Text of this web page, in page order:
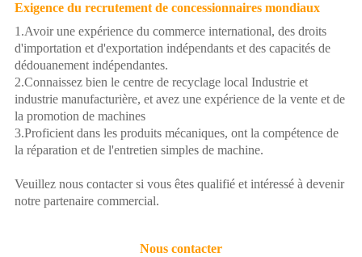
Exigence du recrutement de concessionnaires mondiaux
1.Avoir une expérience du commerce international, des droits
d'importation et d'exportation indépendants et des capacités de
dédouanement indépendantes.
2.Connaissez bien le centre de recyclage local Industrie et
industrie manufacturière, et avez une expérience de la vente et de
la promotion de machines
3.Proficient dans les produits mécaniques, ont la compétence de
la réparation et de l'entretien simples de machine.
Veuillez nous contacter si vous êtes qualifié et intéressé à devenir
notre partenaire commercial.
Nous contacter